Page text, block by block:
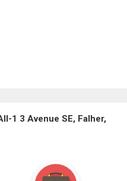
1 3 Avenue SE, Falher,